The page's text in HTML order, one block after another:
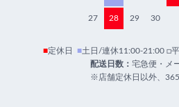
27 28 29 30
■定休日 ■土日/連休11:00-21:00 □
配送日数： 宅急便・メ
※店舗定休日以外、